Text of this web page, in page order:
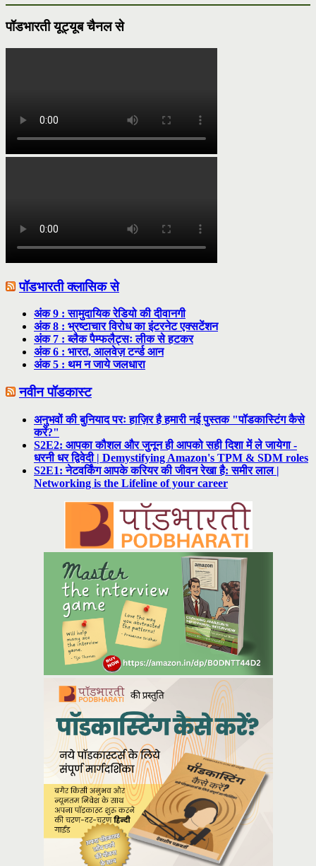
पॉडभारती यूट्यूब चैनल से
पॉडभारती क्लासिक से
अंक 9 : सामुदायिक रेडियो की दीवानगी
अंक 8 : भ्रष्टाचार विरोध का इंटरनेट एक्सटेंशन
अंक 7 : ब्लैक पैम्फलैट्सः लीक से हटकर
अंक 6 : भारत, आलवेज़ टर्न्ड आन
अंक 5 : थम न जाये जलधारा
नवीन पॉडकास्ट
अनुभवों की बुनियाद परः हाज़िर है हमारी नई पुस्तक "पॉडकास्टिंग कैसे
करें?"
S2E2: आपका कौशल और जुनून ही आपको सही दिशा में ले जायेगा -
धरनी धर द्विवेदी | Demystifying Amazon's TPM & SDM roles
S2E1: नेटवर्किंग आपके करियर की जीवन रेखा है: समीर लाल |
Networking is the Lifeline of your career